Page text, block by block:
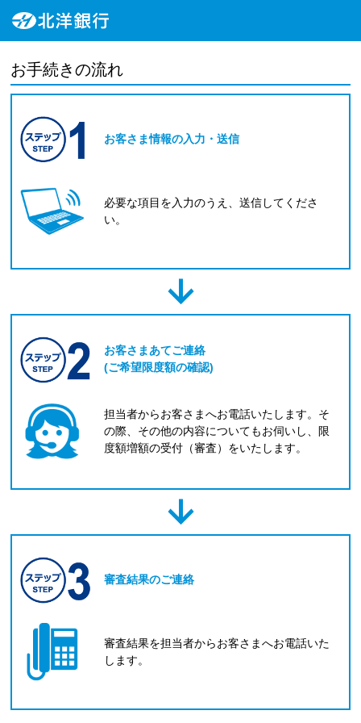
お手続きの流れ
お客さま情報の入力・送信
必要な項目を入力のうえ、送信してくださ
い。
お客さまあてご連絡
(ご希望限度額の確認)
担当者からお客さまへお電話いたします。そ
の際、その他の内容についてもお伺いし、限
度額増額の受付（審査）をいたします。
審査結果のご連絡
審査結果を担当者からお客さまへお電話いた
します。